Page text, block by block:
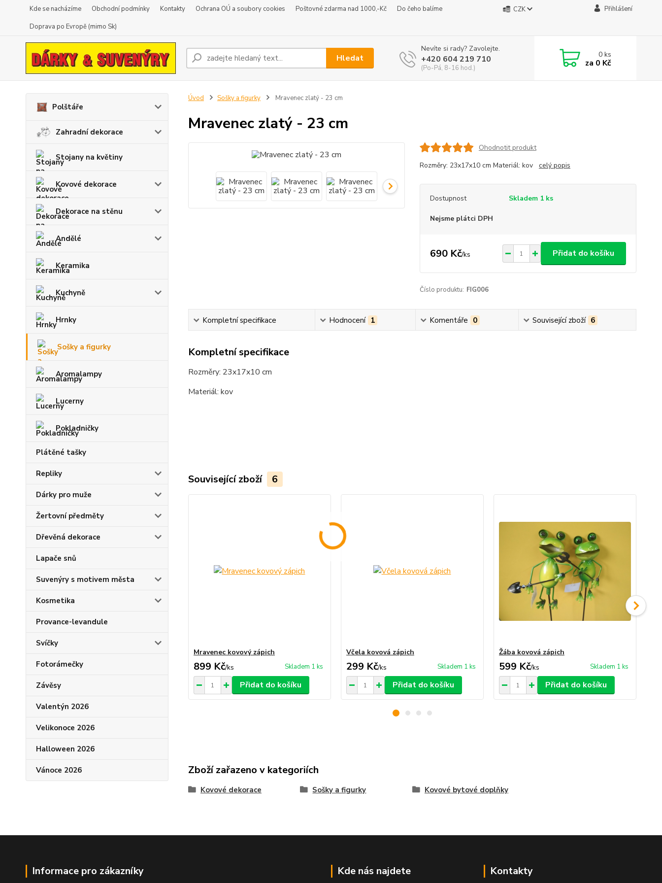
Kde se nacházíme Obchodní podmínky Kontakty Ochrana OÚ a soubory cookies Poštovné zdarma nad 1000,-Kč
Do čeho balíme
Doprava po Evropě (mimo Sk)
CZK Přihlášení
Hledat
Nevíte si rady? Zavolejte.
+420 604 219 710
(Po-Pá, 8-16 hod.)
0ks
za 0 Kč
Polštáře
Zahradní dekorace
Stojany na květiny
Kovové dekorace
Dekorace na stěnu
Andělé
Keramika
Kuchyně
Hrnky
Sošky a figurky
Aromalampy
Lucerny
Pokladničky
Plátěné tašky
Repliky
Dárky pro muže
Žertovní předměty
Dřevěná dekorace
Lapače snů
Suvenýry s motivem města
Kosmetika
Provance-levandule
Svíčky
Fotorámečky
Závěsy
Valentýn 2026
Velikonoce 2026
Halloween 2026
Vánoce 2026
Úvod Sošky a figurky Mravenec zlatý - 23 cm
Mravenec zlatý - 23 cm
Ohodnotit produkt
Rozměry: 23x17x10 cm Materiál: kov celý popis
Dostupnost Skladem 1 ks
Nejsme plátci DPH
690 Kč/ks Přidat do košíku
Číslo produktu: FIG006
Kompletní specifikace Hodnocení 1 Komentáře 0 Související zboží 6
Kompletní specifikace
Rozměry: 23x17x10 cm
Materiál: kov
Související zboží 6
Mravenec kovový zápich
899 Kč/ks Skladem 1 ks
Přidat do košíku
Včela kovová zápich
299 Kč/ks Skladem 1 ks
Přidat do košíku
Žába kovová zápich
599 Kč/ks Skladem 1 ks
Přidat do košíku
Zboží zařazeno v kategoriích
Kovové dekorace Sošky a figurky Kovové bytové doplňky
Informace pro zákazníky Kde nás najdete Kontakty